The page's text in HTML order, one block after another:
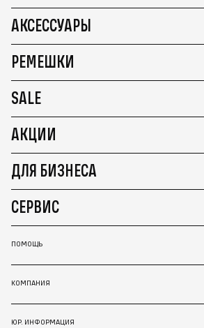
АКСЕССУАРЫ
РЕМЕШКИ
SALE
АКЦИИ
ДЛЯ БИЗНЕСА
СЕРВИС
ПОМОЩЬ
КОМПАНИЯ
ЮР. ИНФОРМАЦИЯ